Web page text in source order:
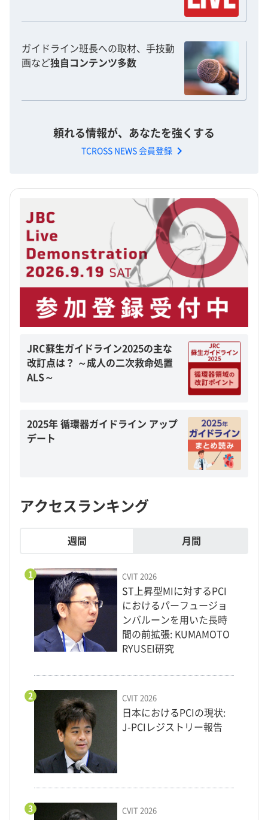
ガイドライン班長への取材、手技動
画など独自コンテンツ多数
頼れる情報が、あなたを強くする
TCROSS NEWS 会員登録 chevron_right
JRC蘇生ガイドライン2025の主な
改訂点は？ ～成人の二次救命処置
ALS～
2025年 循環器ガイドライン アップ
デート
アクセスランキング
週間 月間
1 CVIT 2026
ST上昇型MIに対するPCI
におけるパーフュージョ
ンバルーンを用いた長時
間の前拡張: KUMAMOTO
RYUSEI研究
2 CVIT 2026
日本におけるPCIの現状:
J-PCIレジストリー報告
3 CVIT 2026